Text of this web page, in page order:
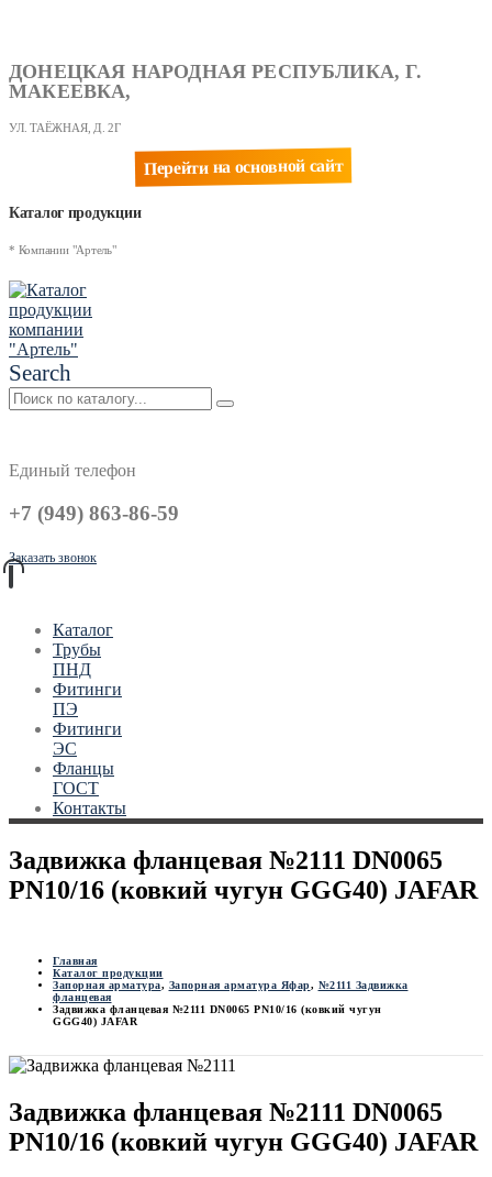
ДОНЕЦКАЯ НАРОДНАЯ РЕСПУБЛИКА, Г.
МАКЕЕВКА,
УЛ. ТАЁЖНАЯ, Д. 2Г
Перейти на основной сайт
Каталог продукции
* Компании "Артель"
Search
Единый телефон
+7 (949) 863-86-59
Заказать звонок
Каталог
Трубы
ПНД
Фитинги
ПЭ
Фитинги
ЭС
Фланцы
ГОСТ
Контакты
Задвижка фланцевая №2111 DN0065
PN10/16 (ковкий чугун GGG40) JAFAR
Главная
Каталог продукции
Запорная арматура, Запорная арматура Яфар, №2111 Задвижка
фланцевая
Задвижка фланцевая №2111 DN0065 PN10/16 (ковкий чугун
GGG40) JAFAR
Задвижка фланцевая №2111 DN0065
PN10/16 (ковкий чугун GGG40) JAFAR